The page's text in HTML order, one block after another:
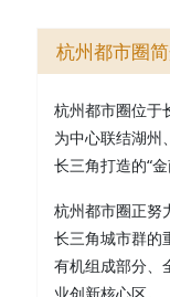
杭州都市圈
杭州都市圈位于
为中心联结湖州
长三角打造的“金
杭州都市圈正
长三角城市群的
有机组成部分、